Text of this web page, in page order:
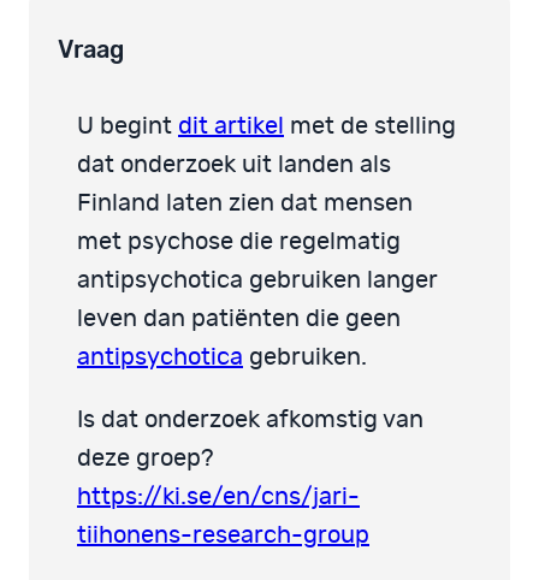
Vraag
U begint dit artikel met de stelling
dat onderzoek uit landen als
Finland laten zien dat mensen
met psychose die regelmatig
antipsychotica gebruiken langer
leven dan patiënten die geen
antipsychotica gebruiken.
Is dat onderzoek afkomstig van
deze groep?
https://ki.se/en/cns/jari-
tiihonens-research-group